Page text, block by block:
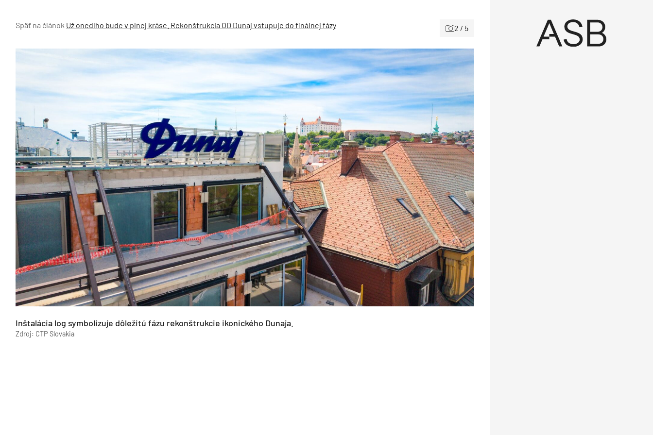
Späť na článok Už onedlho bude v plnej kráse. Rekonštrukcia OD Dunaj vstupuje do finálnej fázy 2 / 5
Inštalácia log symbolizuje dôležitú fázu rekonštrukcie ikonického Dunaja.
Zdroj: CTP Slovakia